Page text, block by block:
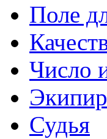
Поле
Число
Судья